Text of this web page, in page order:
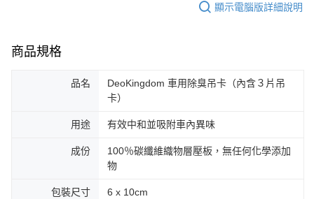
顯示電腦版詳細說明
商品規格
品名
DeoKingdom 車用除臭吊卡（內含３片吊
卡）
用途 有效中和並吸附車內異味
成份
100％碳纖維織物層壓板，無任何化學添加
物
包裝尺寸 6 x 10cm